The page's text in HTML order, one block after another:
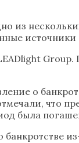
из
источники
о
что
была